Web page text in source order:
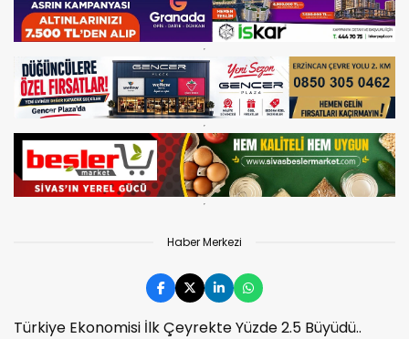
Haber Merkezi
Türkiye Ekonomisi İlk Çeyrekte Yüzde 2.5 Büyüdü..